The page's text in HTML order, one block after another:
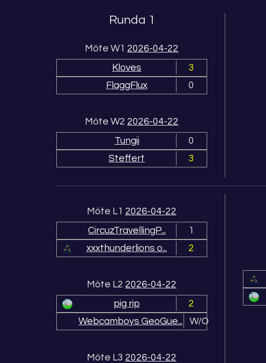
Runda 1
Möte W1 2026-04-22
Kloves
3
FlaggFlux
0
Möte W2 2026-04-22
Tungii
0
Steffert
3
Möte L1 2026-04-22
CircuzTravellingP...
1
xxxthunderlions o...
2
Möte L2 2026-04-22
pig rip
2
Webcamboys GeoGue...
W/O
Möte L3 2026-04-22